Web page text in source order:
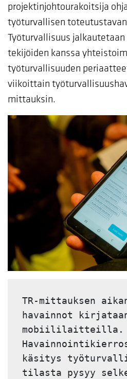
projektinjohtourakoitsija
työturvallisen
Työturvallisuus
tekijöiden kanssa
työturvallisuuden
viikoittain
mittauksin.
TR-mittauksen
havainnot
mobiililaitteilla.
käsitys
tilasta pysyy